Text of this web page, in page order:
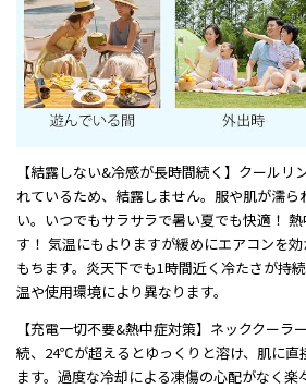
【結露しない&冷感が長時間続く】クールリ
れているため、結露しません。服や肌が濡ら
い。いつでもサラサラで暑い夏でも快適！
す！ 気温にもよりますが緩めにエアコンを
もちます。炎天下でも1時間近く冷たさが持
温や使用環境により異なります。
【充電一切不要&熱中症対策】ネッククー
続、24℃が超えるとゆっくりと溶け、肌に直
ます。過度な冷却による凍傷の心配がなく楽